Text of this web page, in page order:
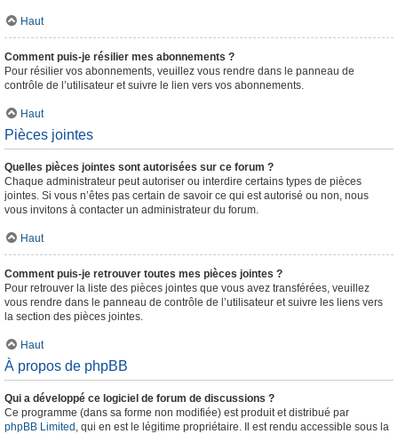
Haut
Comment puis-je résilier mes abonnements ?
Pour résilier vos abonnements, veuillez vous rendre dans le panneau de
contrôle de l’utilisateur et suivre le lien vers vos abonnements.
Haut
Pièces jointes
Quelles pièces jointes sont autorisées sur ce forum ?
Chaque administrateur peut autoriser ou interdire certains types de pièces
jointes. Si vous n’êtes pas certain de savoir ce qui est autorisé ou non, nous
vous invitons à contacter un administrateur du forum.
Haut
Comment puis-je retrouver toutes mes pièces jointes ?
Pour retrouver la liste des pièces jointes que vous avez transférées, veuillez
vous rendre dans le panneau de contrôle de l’utilisateur et suivre les liens vers
la section des pièces jointes.
Haut
À propos de phpBB
Qui a développé ce logiciel de forum de discussions ?
Ce programme (dans sa forme non modifiée) est produit et distribué par
phpBB Limited , qui en est le légitime propriétaire. Il est rendu accessible sous la